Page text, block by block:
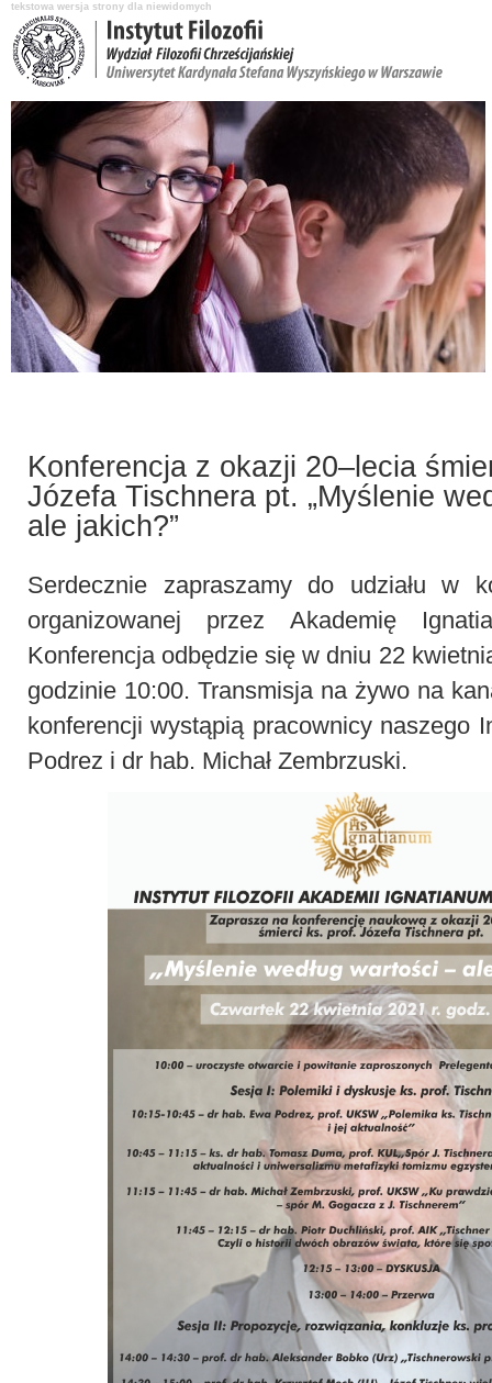
tekstowa wersja strony dla niewidomych
Konferencja z okazji 20–lecia
Józefa Tischnera pt. „Myślenie
ale jakich?”
Serdecznie zapraszamy do udziału w
organizowanej przez Akademię
Konferencja odbędzie się w dniu 22
godzinie 10:00. Transmisja na żywo na
konferencji wystąpią pracownicy naszego
Podrez i dr hab. Michał Zembrzuski.